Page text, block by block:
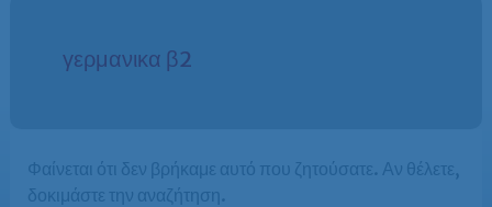
γερμανικα β2
Φαίνεται ότι δεν βρήκαμε αυτό που ζητούσατε. Αν θέλετε,
δοκιμάστε την αναζήτηση.